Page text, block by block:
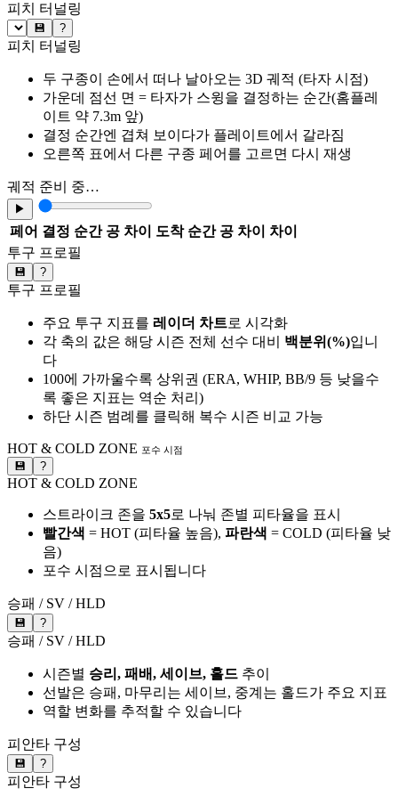
피치 터널링
💾 ?
피치 터널링
두 구종이 손에서 떠나 날아오는 3D 궤적 (타자 시점)
가운데 점선 면 = 타자가 스윙을 결정하는 순간(홈플레
이트 약 7.3m 앞)
결정 순간엔 겹쳐 보이다가 플레이트에서 갈라짐
오른쪽 표에서 다른 구종 페어를 고르면 다시 재생
궤적 준비 중…
▶
페어 결정 순간 공 차이 도착 순간 공 차이
차이
투구 프로필
💾 ?
투구 프로필
주요 투구 지표를 레이더 차트로 시각화
각 축의 값은 해당 시즌 전체 선수 대비 백분위(%)입니
다
100에 가까울수록 상위권 (ERA, WHIP, BB/9 등 낮을수
록 좋은 지표는 역순 처리)
하단 시즌 범례를 클릭해 복수 시즌 비교 가능
HOT & COLD ZONE 포수 시점
💾 ?
HOT & COLD ZONE
스트라이크 존을 5x5로 나눠 존별 피타율을 표시
빨간색 = HOT (피타율 높음), 파란색 = COLD (피타율 낮
음)
포수 시점으로 표시됩니다
승패 / SV / HLD
💾 ?
승패 / SV / HLD
시즌별 승리, 패배, 세이브, 홀드 추이
선발은 승패, 마무리는 세이브, 중계는 홀드가 주요 지표
역할 변화를 추적할 수 있습니다
피안타 구성
💾 ?
피안타 구성